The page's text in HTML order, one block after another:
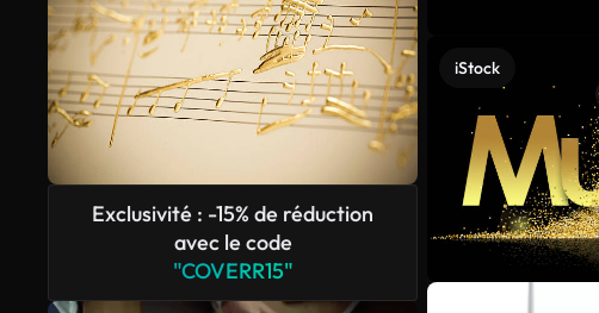
Exclusivité : -15% de réduction
avec le code
"COVERR15"
iStock